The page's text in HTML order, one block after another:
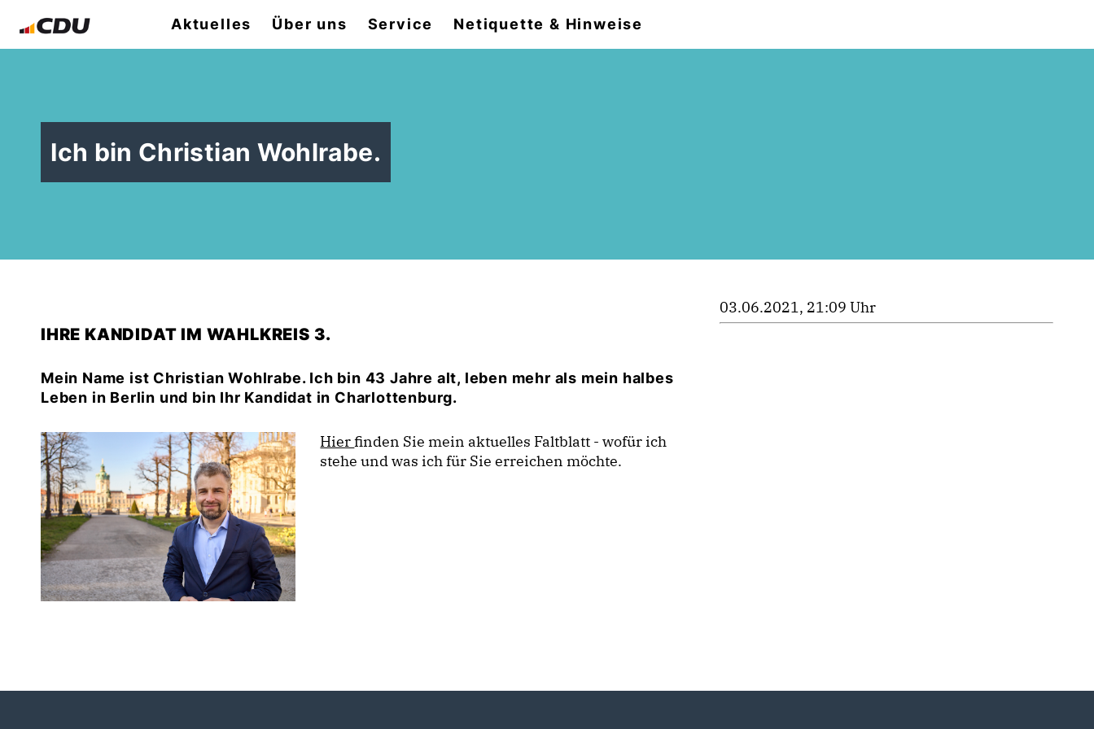
Aktuelles Über uns Service Netiquette & Hinweise
Ich bin Christian Wohlrabe.
IHRE KANDIDAT IM WAHLKREIS 3.
Mein Name ist Christian Wohlrabe. Ich bin 43 Jahre alt, leben mehr als mein halbes
Leben in Berlin und bin Ihr Kandidat in Charlottenburg.
Hierfinden Sie mein aktuelles Faltblatt - wofür ich
stehe und was ich für Sie erreichen möchte.
03.06.2021, 21:09 Uhr